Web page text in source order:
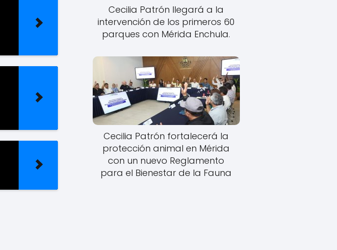
Cecilia Patrón llegará a la
intervención de los primeros 60
parques con Mérida Enchula.
Cecilia Patrón fortalecerá la
protección animal en Mérida
con un nuevo Reglamento
para el Bienestar de la Fauna